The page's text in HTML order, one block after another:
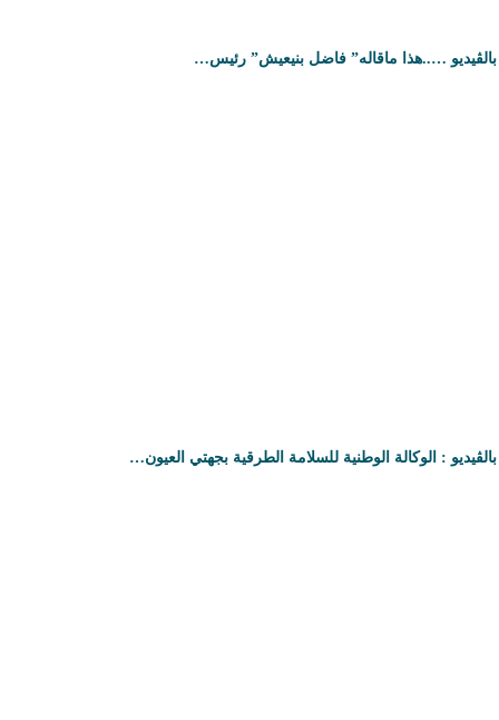
بالڤيديو …..هذا ماقاله” فاضل بنيعيش” رئيس…
بالڤيديو : الوكالة الوطنية للسلامة الطرقية بجهتي العيون…